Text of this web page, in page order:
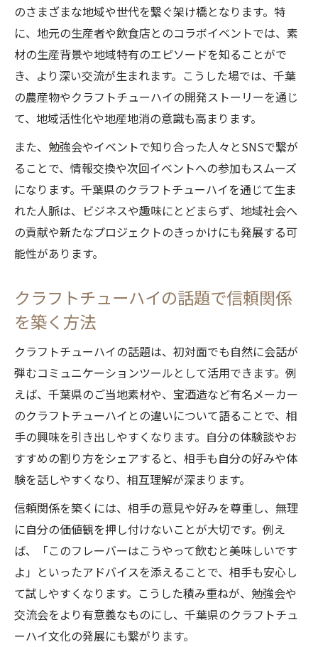
のさまざまな地域や世代を繋ぐ架け橋となります。特
に、地元の生産者や飲食店とのコラボイベントでは、素
材の生産背景や地域特有のエピソードを知ることがで
き、より深い交流が生まれます。こうした場では、千葉
の農産物やクラフトチューハイの開発ストーリーを通じ
て、地域活性化や地産地消の意識も高まります。
また、勉強会やイベントで知り合った人々とSNSで繋が
ることで、情報交換や次回イベントへの参加もスムーズ
になります。千葉県のクラフトチューハイを通じて生ま
れた人脈は、ビジネスや趣味にとどまらず、地域社会へ
の貢献や新たなプロジェクトのきっかけにも発展する可
能性があります。
クラフトチューハイの話題で信頼関係
を築く方法
クラフトチューハイの話題は、初対面でも自然に会話が
弾むコミュニケーションツールとして活用できます。例
えば、千葉県のご当地素材や、宝酒造など有名メーカー
のクラフトチューハイとの違いについて語ることで、相
手の興味を引き出しやすくなります。自分の体験談やお
すすめの割り方をシェアすると、相手も自分の好みや体
験を話しやすくなり、相互理解が深まります。
信頼関係を築くには、相手の意見や好みを尊重し、無理
に自分の価値観を押し付けないことが大切です。例え
ば、「このフレーバーはこうやって飲むと美味しいです
よ」といったアドバイスを添えることで、相手も安心し
て試しやすくなります。こうした積み重ねが、勉強会や
交流会をより有意義なものにし、千葉県のクラフトチュ
ーハイ文化の発展にも繋がります。